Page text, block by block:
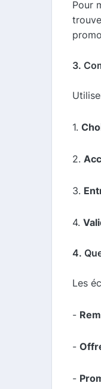
Pour
3.
1.
2.
3.
4.
4.
Les
-
-
-